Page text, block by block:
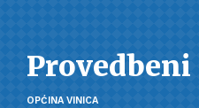
OPĆINA VINICA